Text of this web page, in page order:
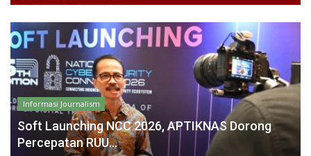
Informasi Journalism
Soft Launching NCC 2026, APTIKNAS Dorong
Percepatan RUU...